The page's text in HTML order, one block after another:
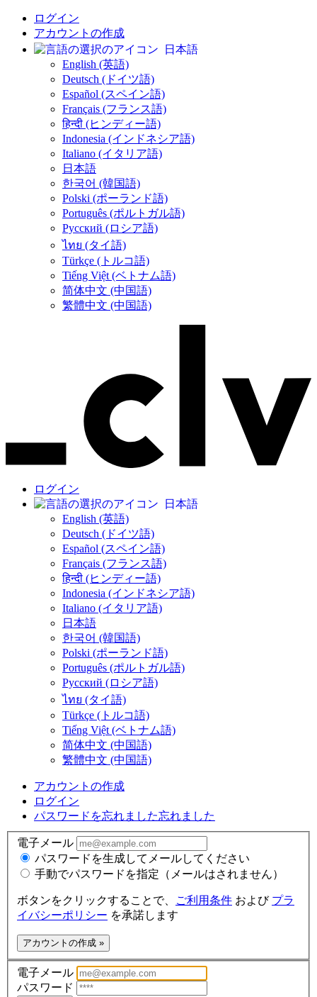
ログイン
アカウントの作成
日本語
English (英語)
Deutsch (ドイツ語)
Español (スペイン語)
Français (フランス語)
हिन्दी (ヒンディー語)
Indonesia (インドネシア語)
Italiano (イタリア語)
日本語
한국어 (韓国語)
Polski (ポーランド語)
Português (ポルトガル語)
Русский (ロシア語)
ไทย (タイ語)
Türkçe (トルコ語)
Tiếng Việt (ベトナム語)
简体中文 (中国語)
繁體中文 (中国語)
ログイン
日本語
English (英語)
Deutsch (ドイツ語)
Español (スペイン語)
Français (フランス語)
हिन्दी (ヒンディー語)
Indonesia (インドネシア語)
Italiano (イタリア語)
日本語
한국어 (韓国語)
Polski (ポーランド語)
Português (ポルトガル語)
Русский (ロシア語)
ไทย (タイ語)
Türkçe (トルコ語)
Tiếng Việt (ベトナム語)
简体中文 (中国語)
繁體中文 (中国語)
アカウントの作成
ログイン
パスワードを忘れました忘れました
電子メール
パスワードを生成してメールしてください
手動でパスワードを指定（メールはされません）
ボタンをクリックすることで、 ご利用条件 および プラ
イバシーポリシー を承諾します
アカウントの作成 »
電子メール
パスワード